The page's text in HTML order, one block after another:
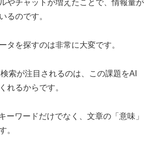
やチャットが増えたことで、情報量が
るのです。
タを探すのは非常に大変です。
索が注目されるのは、この課題をAI
れるからです。
ーワードだけでなく、文章の「意味」
。